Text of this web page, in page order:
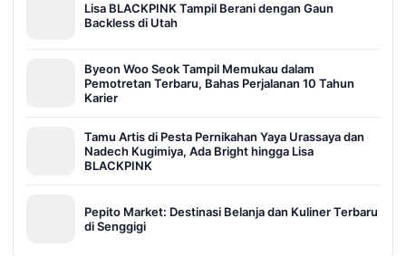
Lisa BLACKPINK Tampil Berani dengan Gaun
Backless di Utah
Byeon Woo Seok Tampil Memukau dalam
Pemotretan Terbaru, Bahas Perjalanan 10 Tahun
Karier
Tamu Artis di Pesta Pernikahan Yaya Urassaya dan
Nadech Kugimiya, Ada Bright hingga Lisa
BLACKPINK
Pepito Market: Destinasi Belanja dan Kuliner Terbaru
di Senggigi